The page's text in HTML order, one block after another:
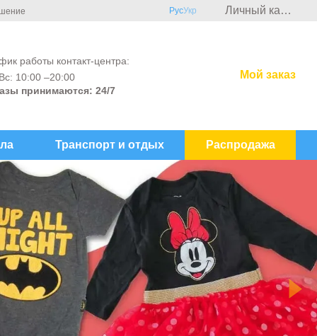
РусУкр Личный кабинет
работы контакт-центра:
10:00 –20:00
принимаются: 24/7
Мой заказ
Транспорт и отдых Распродажа